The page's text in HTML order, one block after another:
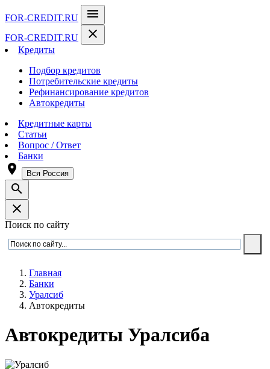
FOR-CREDIT.RU menu
FOR-CREDIT.RU close
Кредиты
Подбор кредитов
Потребительские кредиты
Рефинансирование кредитов
Автокредиты
Кредитные карты
Статьи
Вопрос / Ответ
Банки
room Вся Россия
search
close
Поиск по сайту
Главная
Банки
Уралсиб
Автокредиты
Автокредиты Уралсиба